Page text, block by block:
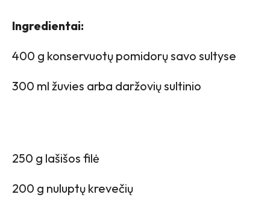
Ingredientai:
400 g konservuotų pomidorų savo sultyse
300 ml žuvies arba daržovių sultinio
250 g lašišos filė
200 g nuluptų krevečių